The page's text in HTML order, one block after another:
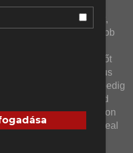
kálváriája például
Münchenhez igazolt,
második legdrágább
betárazott új
és az épp ismét edzőt
a Juventus
zárt, az AC Milan pedig
Szegény Hojlund
A La Liga ezen a nyáron
szólt, de a Villarreal
az Atlético Madridnál